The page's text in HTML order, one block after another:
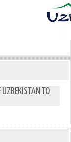
UZBEKISTAN TO